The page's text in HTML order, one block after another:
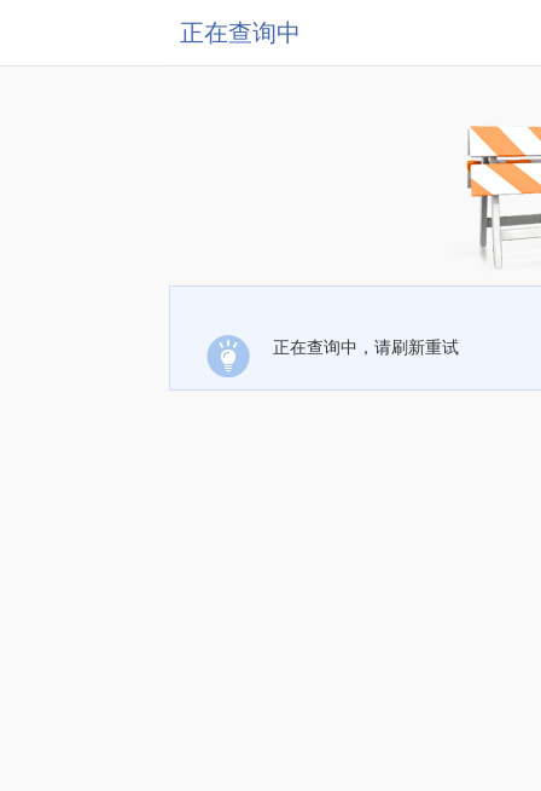
正在查询中
正在查询中，请刷新重试